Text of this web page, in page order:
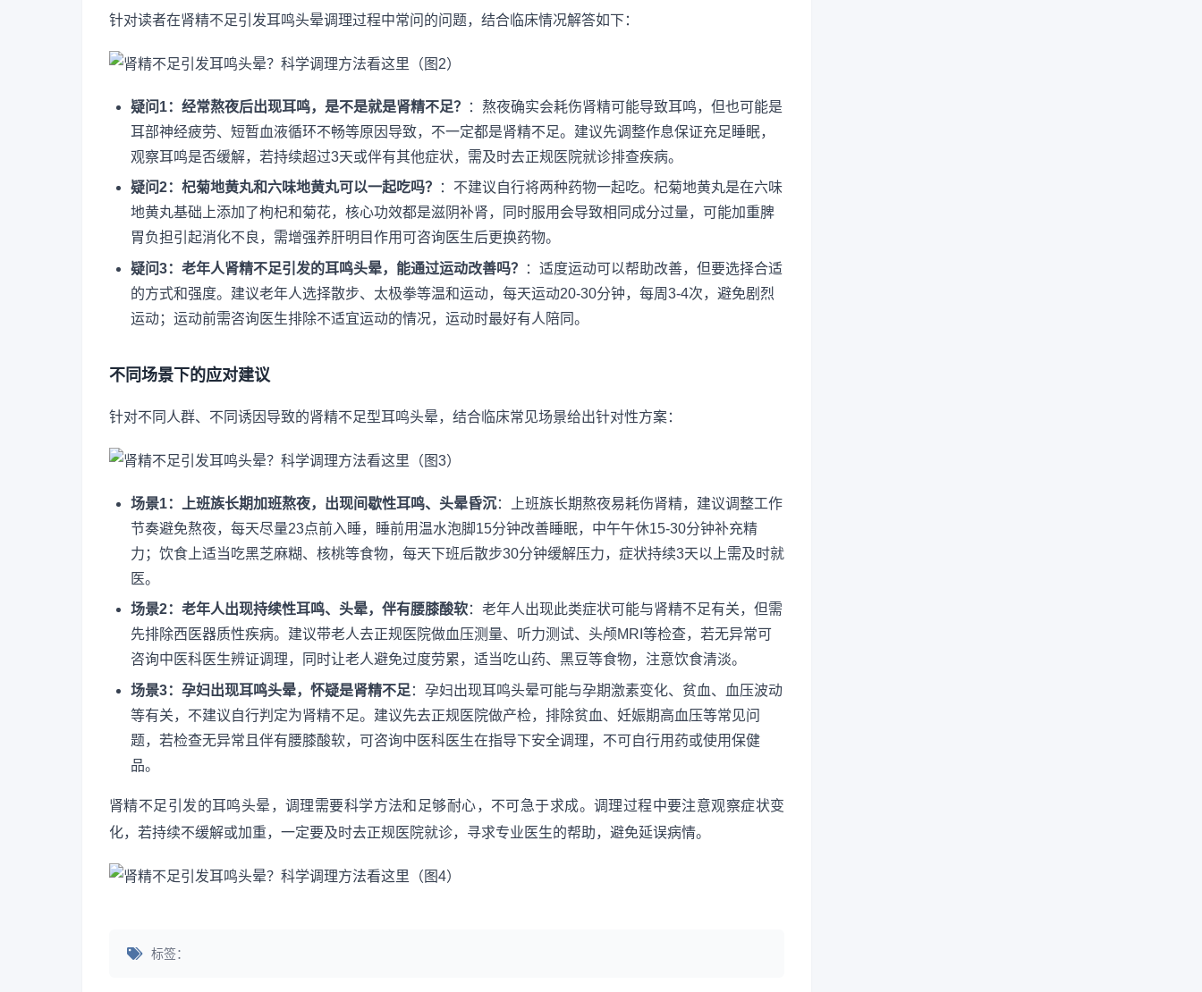
针对读者在肾精不足引发耳鸣头晕调理过程中常问的问题，结合临床情况解答如下：
疑问1：经常熬夜后出现耳鸣，是不是就是肾精不足？
：熬夜确实会耗伤肾精可能导致耳鸣，但也可能是
耳部神经疲劳、短暂血液循环不畅等原因导致，不一定都是肾精不足。建议先调整作息保证充足睡眠，
观察耳鸣是否缓解，若持续超过3天或伴有其他症状，需及时去正规医院就诊排查疾病。
疑问2：杞菊地黄丸和六味地黄丸可以一起吃吗？
：不建议自行将两种药物一起吃。杞菊地黄丸是在六味
地黄丸基础上添加了枸杞和菊花，核心功效都是滋阴补肾，同时服用会导致相同成分过量，可能加重脾
胃负担引起消化不良，需增强养肝明目作用可咨询医生后更换药物。
疑问3：老年人肾精不足引发的耳鸣头晕，能通过运动改善吗？
：适度运动可以帮助改善，但要选择合适
的方式和强度。建议老年人选择散步、太极拳等温和运动，每天运动20-30分钟，每周3-4次，避免剧烈
运动；运动前需咨询医生排除不适宜运动的情况，运动时最好有人陪同。
不同场景下的应对建议
针对不同人群、不同诱因导致的肾精不足型耳鸣头晕，结合临床常见场景给出针对性方案：
场景1：上班族长期加班熬夜，出现间歇性耳鸣、头晕昏沉：上班族长期熬夜易耗伤肾精，建议调整工作
节奏避免熬夜，每天尽量23点前入睡，睡前用温水泡脚15分钟改善睡眠，中午午休15-30分钟补充精
力；饮食上适当吃黑芝麻糊、核桃等食物，每天下班后散步30分钟缓解压力，症状持续3天以上需及时就
医。
场景2：老年人出现持续性耳鸣、头晕，伴有腰膝酸软：老年人出现此类症状可能与肾精不足有关，但需
先排除西医器质性疾病。建议带老人去正规医院做血压测量、听力测试、头颅MRI等检查，若无异常可
咨询中医科医生辨证调理，同时让老人避免过度劳累，适当吃山药、黑豆等食物，注意饮食清淡。
场景3：孕妇出现耳鸣头晕，怀疑是肾精不足 ：孕妇出现耳鸣头晕可能与孕期激素变化、贫血、血压波动
等有关，不建议自行判定为肾精不足。建议先去正规医院做产检，排除贫血、妊娠期高血压等常见问
题，若检查无异常且伴有腰膝酸软，可咨询中医科医生在指导下安全调理，不可自行用药或使用保健
品。
肾精不足引发的耳鸣头晕，调理需要科学方法和足够耐心，不可急于求成。调理过程中要注意观察症状变
化，若持续不缓解或加重，一定要及时去正规医院就诊，寻求专业医生的帮助，避免延误病情。
标签：